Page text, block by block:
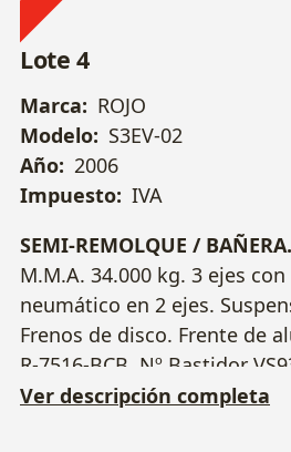
Lote 4
Marca: ROJO
Modelo: S3EV-02
Año: 2006
Impuesto: IVA
SEMI-REMOLQUE / BAÑERA.
M.M.A. 34.000 kg. 3 ejes
neumático en 2 ejes.
Frenos de disco. Frente de
R-7516-BCB. Nº Bastidor
Ver descripción completa